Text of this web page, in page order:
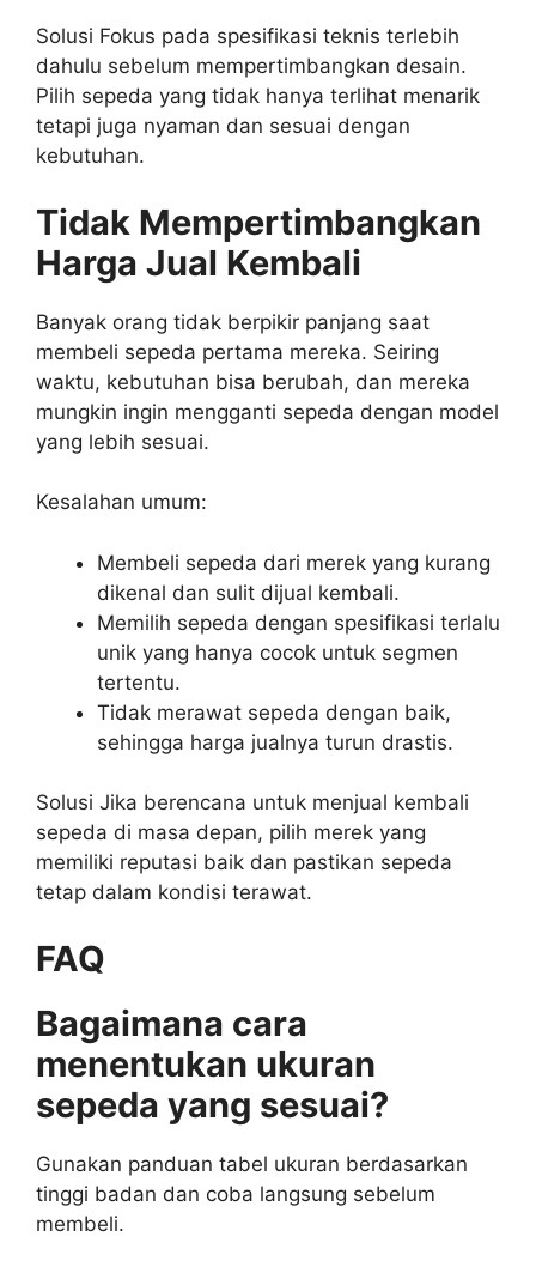
Solusi Fokus pada spesifikasi teknis terlebih
dahulu sebelum mempertimbangkan desain.
Pilih sepeda yang tidak hanya terlihat menarik
tetapi juga nyaman dan sesuai dengan
kebutuhan.
Tidak Mempertimbangkan
Harga Jual Kembali
Banyak orang tidak berpikir panjang saat
membeli sepeda pertama mereka. Seiring
waktu, kebutuhan bisa berubah, dan mereka
mungkin ingin mengganti sepeda dengan model
yang lebih sesuai.
Kesalahan umum:
Membeli sepeda dari merek yang kurang
dikenal dan sulit dijual kembali.
Memilih sepeda dengan spesifikasi terlalu
unik yang hanya cocok untuk segmen
tertentu.
Tidak merawat sepeda dengan baik,
sehingga harga jualnya turun drastis.
Solusi Jika berencana untuk menjual kembali
sepeda di masa depan, pilih merek yang
memiliki reputasi baik dan pastikan sepeda
tetap dalam kondisi terawat.
FAQ
Bagaimana cara
menentukan ukuran
sepeda yang sesuai?
Gunakan panduan tabel ukuran berdasarkan
tinggi badan dan coba langsung sebelum
membeli.